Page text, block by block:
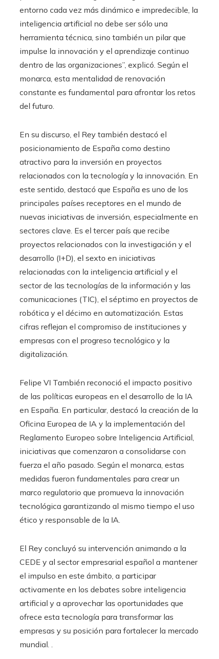
entorno cada vez más dinámico e impredecible, la
inteligencia artificial no debe ser sólo una
herramienta técnica, sino también un pilar que
impulse la innovación y el aprendizaje continuo
dentro de las organizaciones”, explicó. Según el
monarca, esta mentalidad de renovación
constante es fundamental para afrontar los retos
del futuro.
En su discurso, el Rey también destacó el
posicionamiento de España como destino
atractivo para la inversión en proyectos
relacionados con la tecnología y la innovación. En
este sentido, destacó que España es uno de los
principales países receptores en el mundo de
nuevas iniciativas de inversión, especialmente en
sectores clave. Es el tercer país que recibe
proyectos relacionados con la investigación y el
desarrollo (I+D), el sexto en iniciativas
relacionadas con la inteligencia artificial y el
sector de las tecnologías de la información y las
comunicaciones (TIC), el séptimo en proyectos de
robótica y el décimo en automatización. Estas
cifras reflejan el compromiso de instituciones y
empresas con el progreso tecnológico y la
digitalización.
Felipe VI También reconoció el impacto positivo
de las políticas europeas en el desarrollo de la IA
en España. En particular, destacó la creación de la
Oficina Europea de IA y la implementación del
Reglamento Europeo sobre Inteligencia Artificial,
iniciativas que comenzaron a consolidarse con
fuerza el año pasado. Según el monarca, estas
medidas fueron fundamentales para crear un
marco regulatorio que promueva la innovación
tecnológica garantizando al mismo tiempo el uso
ético y responsable de la IA.
El Rey concluyó su intervención animando a la
CEDE y al sector empresarial español a mantener
el impulso en este ámbito, a participar
activamente en los debates sobre inteligencia
artificial y a aprovechar las oportunidades que
ofrece esta tecnología para transformar las
empresas y su posición para fortalecer la mercado
mundial. .